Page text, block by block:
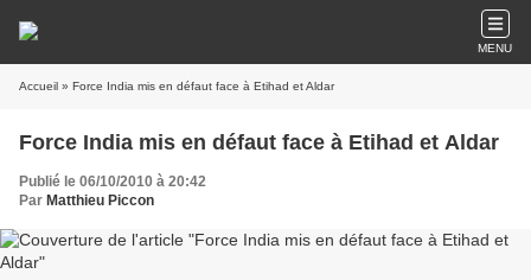
MENU
Accueil » Force India mis en défaut face à Etihad et Aldar
Force India mis en défaut face à Etihad et Aldar
Publié le 06/10/2010 à 20:42
Par Matthieu Piccon